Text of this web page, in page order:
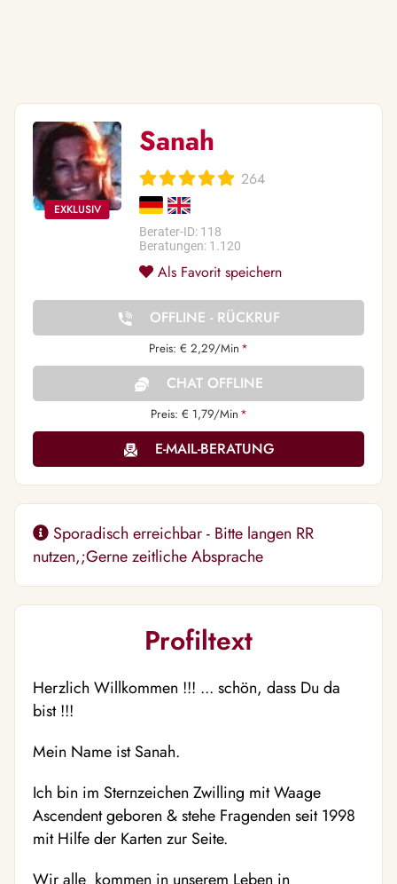
Sanah
264
Berater-ID: 118
Beratungen: 1.120
Als Favorit speichern
OFFLINE - RÜCKRUF
Preis: € 2,29/Min *
CHAT OFFLINE
Preis: € 1,79/Min *
E-MAIL-BERATUNG
Sporadisch erreichbar - Bitte langen RR
nutzen,;Gerne zeitliche Absprache ️
Profiltext
Herzlich Willkommen !!! ... schön, dass Du da
bist !!!
Mein Name ist Sanah.
Ich bin im Sternzeichen Zwilling mit Waage
Ascendent geboren & stehe Fragenden seit 1998
mit Hilfe der Karten zur Seite.